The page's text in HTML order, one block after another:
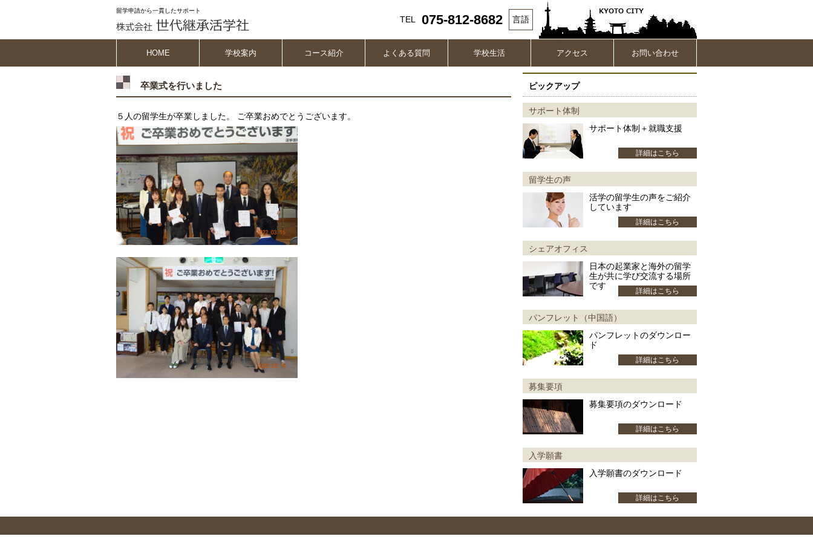
留学申請から一貫したサポート
TEL 075-812-8682 言語
HOME 学校案内 コース紹介 よくある質問 学校生活 アクセス お問い合わせ
卒業式を行いました
５人の留学生が卒業しました。 ご卒業おめでとうございます。
ピックアップ
サポート体制
サポート体制＋就職支援
詳細はこちら
留学生の声
活学の留学生の声をご紹介
しています
詳細はこちら
シェアオフィス
日本の起業家と海外の留学
生が共に学び交流する場所
です
詳細はこちら
パンフレット（中国語）
パンフレットのダウンロー
ド
詳細はこちら
募集要項
募集要項のダウンロード
詳細はこちら
入学願書
入学願書のダウンロード
詳細はこちら